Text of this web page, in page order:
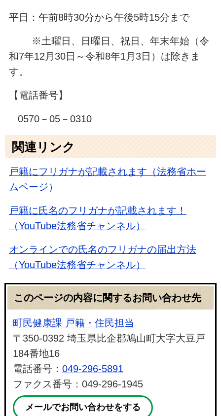
平日：午前8時30分から午後5時15分まで
※土曜日、日曜日、祝日、年末年始（令
和7年12月30日～令和8年1月3日）は除きま
す。
【電話番号】
0570－05－0310
関連リンク
戸籍にフリガナが記載されます（法務省ホー
ムページ）
戸籍に氏名のフリガナが記載されます！
（YouTube法務省チャンネル）
オンラインでの氏名のフリガナの届出方法
（YouTube法務省チャンネル）
このページの内容に関するお問い合わせ先
町民健康課 戸籍・住民担当
〒350-0392 埼玉県比企郡鳩山町大字大豆戸
184番地16
電話番号： 049-296-5891
ファクス番号：049-296-1945
メールでお問い合わせをする